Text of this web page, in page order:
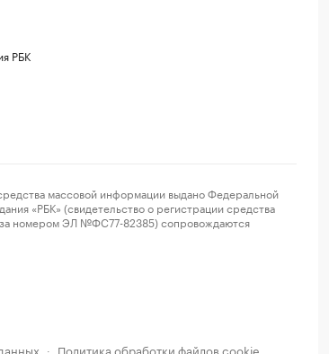
РБК
массовой информации выдано Федеральной
«РБК» (свидетельство о регистрации средства
за номером ЭЛ №ФС77-82385) сопровождаются
· Политика обработки файлов cookie